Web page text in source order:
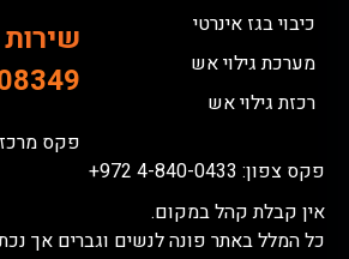
כיבוי בגז אינרטי
מערכת גילוי אש
רכזת גילוי אש
פקס מרכז: 3-971-1159
פקס צפון: 4-840-0433 972+
אין קבלת קהל במקום.
כל המלל באתר פונה לנשים וגברים אך